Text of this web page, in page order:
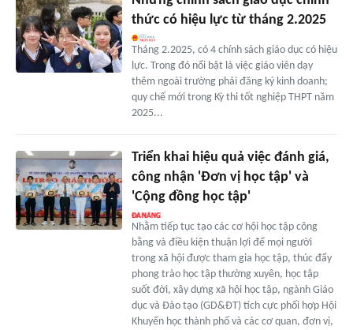
thức có hiệu lực từ tháng 2.2025
Tháng 2.2025, có 4 chính sách giáo dục có hiệu
lực. Trong đó nổi bật là việc giáo viên dạy
thêm ngoài trường phải đăng ký kinh doanh;
quy chế mới trong Kỳ thi tốt nghiệp THPT năm
2025...
Triển khai hiệu quả việc đánh giá,
công nhận 'Đơn vị học tập' và
'Cộng đồng học tập'
Nhằm tiếp tục tạo các cơ hội học tập công
bằng và điều kiện thuận lợi để mọi người
trong xã hội được tham gia học tập, thúc đẩy
phong trào học tập thường xuyên, học tập
suốt đời, xây dựng xã hội học tập, ngành Giáo
dục và Đào tạo (GD&ĐT) tích cực phối hợp Hội
Khuyến học thành phố và các cơ quan, đơn vị,